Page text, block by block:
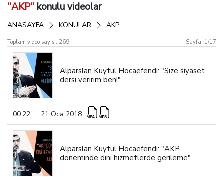
"AKP" konulu videolar
ANASAYFA KONULAR AKP
Toplam video sayısı: 269 Sayfa: 1/17
Alparslan Kuytul Hocaefendi: "Size siyaset
dersi veririm ben!"
00:22 21 Oca 2018
Alparslan Kuytul Hocaefendi: "AKP
döneminde dini hizmetlerde gerileme"